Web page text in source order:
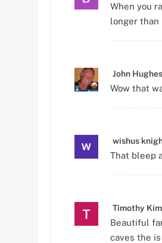
When you
longer than
John Hughes
Wow that
wishus
That bleep
Timothy
Beautiful
caves the